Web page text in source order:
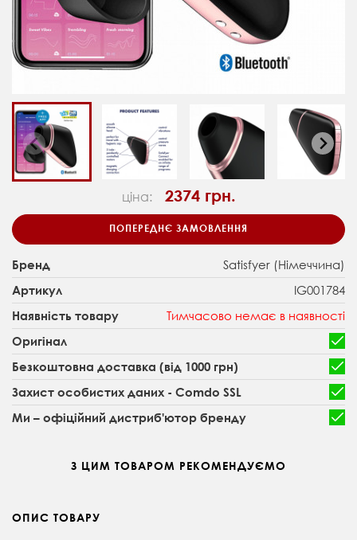
ціна: 2374 грн.
ПОПЕРЕДНЄ ЗАМОВЛЕННЯ
Бренд Satisfyer (Німеччина)
Артикул IG001784
Наявність товару Тимчасово немає в наявності
Оригінал
Безкоштовна доставка (від 1000 грн)
Захист особистих даних - Comdo SSL
Ми – офіційний дистриб'ютор бренду
З ЦИМ ТОВАРОМ РЕКОМЕНДУЄМО
ОПИС ТОВАРУ